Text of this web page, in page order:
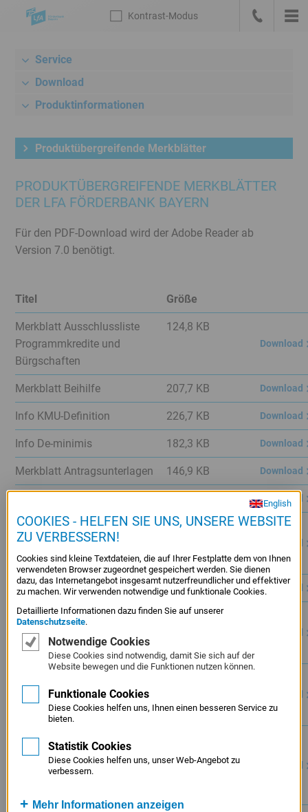
Sprungmarken
Kontrast-
Meta-
Navigation
Suche,
und
Sprachwechsel
Unternavigation
Rechner
Inhalt
Service
Menü
Juristisches
Startseite
Kontrast-Modus
Die
Service
Download
Produktinformationen
Produktübergreifende Merkblätter
PRODUKTÜBERGREIFENDE MERKBLÄTTER
DER LFA FÖRDERBANK BAYERN
Für den PDF-Download wird der Adobe Reader ab
Version 7.0 benötigt.
Titel Größe
Merkblatt Ausschlussliste
Programmkredite und
Bürgschaften
124,8 KB
Download
Merkblatt Beihilfe 207,7 KB Download
Info KMU-Definition 226,7 KB Download
Info De-minimis 182,3 KB Download
Merkblatt Antragsunterlagen 146,9 KB Download
Download
Merkblatt
Tilgungsaussetzung und
Stundung
145,5 KB
Merkblatt RGZS 203,3 KB Download
Merkblatt
Haftungsfreistellung UK und
IN/DI – Kreditinstitut
224,6 KB
Haftungsfreistellung UK und
IN/DI – Kreditnehmer
Merkblatt
Haftungsfreistellung UK und
IV/IU – Kreditinstitut (für
English
COOKIES - HELFEN SIE UNS, UNSERE WEBSITE
ZU VERBESSERN!
Cookies sind kleine Textdateien, die auf Ihrer Festplatte dem von Ihnen
verwendeten Browser zugeordnet gespeichert werden. Sie dienen
dazu, das Internetangebot insgesamt nutzerfreundlicher und effektiver
zu machen. Wir verwenden notwendige und funktionale Cookies.
Detaillierte Informationen dazu finden Sie auf unserer
Datenschutzseite.
Notwendige Cookies
Diese Cookies sind notwendig, damit Sie sich auf der
Website bewegen und die Funktionen nutzen können.
Funktionale Cookies
Diese Cookies helfen uns, Ihnen einen besseren Service zu
bieten.
Statistik Cookies
Diese Cookies helfen uns, unser Web-Angebot zu
verbessern.
Mehr Informationen anzeigen